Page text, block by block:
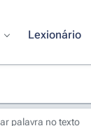
Lexionário